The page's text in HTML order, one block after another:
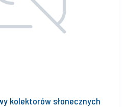
kolektorów słonecznych